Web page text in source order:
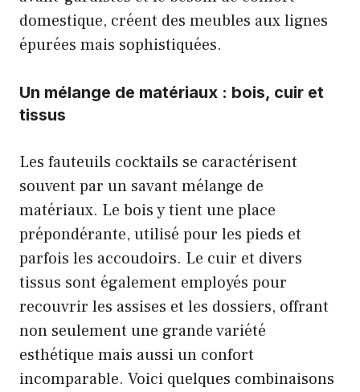
domestique, créent des meubles aux lignes
épurées mais sophistiquées.
Un mélange de matériaux : bois, cuir et
tissus
Les fauteuils cocktails se caractérisent
souvent par un savant mélange de
matériaux. Le bois y tient une place
prépondérante, utilisé pour les pieds et
parfois les accoudoirs. Le cuir et divers
tissus sont également employés pour
recouvrir les assises et les dossiers, offrant
non seulement une grande variété
esthétique mais aussi un confort
incomparable. Voici quelques combinaisons